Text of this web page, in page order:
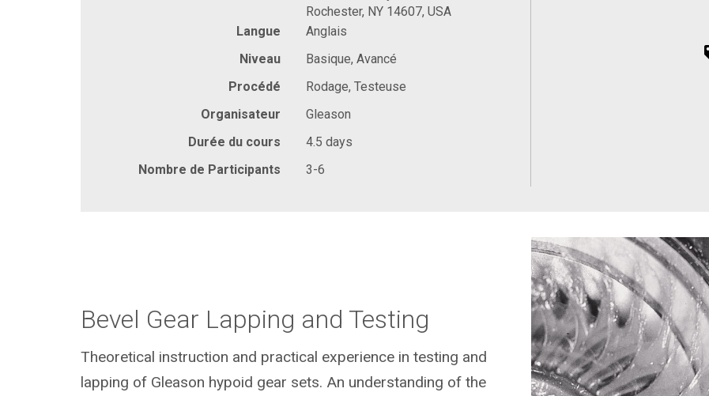
Rochester, NY 14607, USA
Langue
Anglais
Niveau
Basique, Avancé
Procédé
Rodage, Testeuse
Organisateur
Gleason
Durée du cours
4.5 days
Nombre de Participants
3-6
Bevel Gear Lapping and Testing
Theoretical instruction and practical experience in testing and
lapping of Gleason hypoid gear sets. An understanding of the